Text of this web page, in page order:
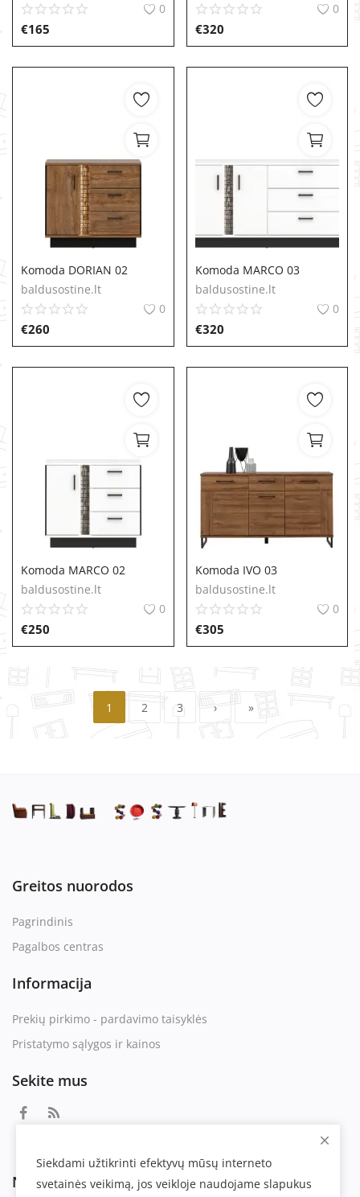
0
€165
0
€320
Komoda DORIAN 02
baldusostine.lt
0
€260
Komoda MARCO 03
baldusostine.lt
0
€320
Komoda MARCO 02
baldusostine.lt
0
€250
Komoda IVO 03
baldusostine.lt
0
€305
1 2 3 › »
Greitos nuorodos
Pagrindinis
Pagalbos centras
Informacija
Prekių pirkimo - pardavimo taisyklės
Pristatymo sąlygos ir kainos
Sekite mus
Naujienlaiškis
Siekdami užtikrinti efektyvų mūsų interneto
svetainės veikimą, jos veikloje naudojame slapukus